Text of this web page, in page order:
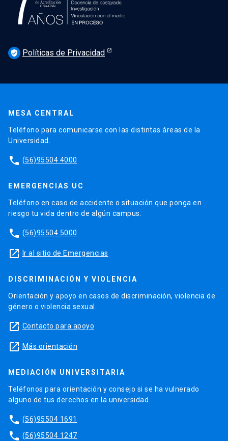
verified_user Políticas de Privacidad
MESA CENTRAL
Teléfono para comunicarse con las distintas áreas de la
Universidad.
phone (56)95504 4000
EMERGENCIAS UC
Teléfono en caso de accidente o situación que ponga en
riesgo tu vida dentro de algún campus.
phone (56)95504 5000
launch Ir al sitio de Emergencias
DISCRIMINACIÓN Y VIOLENCIA
Orientación y apoyo en casos de discriminación, violencia de
género o violencia sexual.
launch Contacto para apoyo
launch Más orientación
MEDIACIÓN UNIVERSITARIA
Teléfonos para orientación y consejo si se ha vulnerado
alguno de tus derechos en la universidad.
phone (56)95504 1691
phone (56)95504 1247